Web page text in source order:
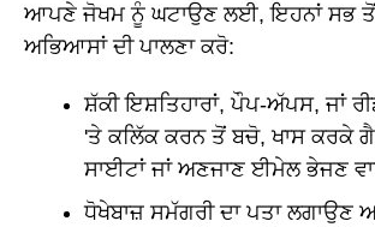
ਆਪਣੇ ਜੋਖਮ ਨੂੰ ਘਟਾਉਣ ਲਈ, ਇਹਨਾਂ ਸਭ
ਅਭਿਆਸਾਂ ਦੀ ਪਾਲਣਾ ਕਰੋ:
ਸ਼ੱਕੀ ਇਸ਼ਤਿਹਾਰਾਂ, ਪੌਪ-ਅੱਪਸ, ਜਾਂ
'ਤੇ ਕਲਿੱਕ ਕਰਨ ਤੋਂ ਬਚੋ, ਖਾਸ ਕਰਕੇ
ਸਾਈਟਾਂ ਜਾਂ ਅਣਜਾਣ ਈਮੇਲ ਭੇਜਣ
ਧੋਖੇਬਾਜ਼ ਸਮੱਗਰੀ ਦਾ ਪਤਾ ਲਗਾਉਣ